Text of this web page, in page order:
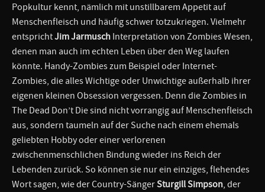
Popkultur kennt, nämlich mit unstillbarem Appetit auf
Menschenfleisch und häufig schwer totzukriegen. Vielmehr
entsprichtJim Jarmusch Interpretation von Zombies Wesen,
denen man auch im echten Leben über den Weg laufen
könnte. Handy-Zombies zum Beispiel oder Internet-
Zombies, die alles Wichtige oder Unwichtige außerhalb ihrer
eigenen kleinen Obsession vergessen. Denn die Zombies in
The Dead Don’t Die sind nicht vorrangig auf Menschenfleisch
aus, sondern taumeln auf der Suche nach einem ehemals
geliebten Hobby oder einer verlorenen
zwischenmenschlichen Bindung wieder ins Reich der
Lebenden zurück. So können sie nur ein einziges, flehendes
Wort sagen, wie der Country-SängerSturgill Simpson, der